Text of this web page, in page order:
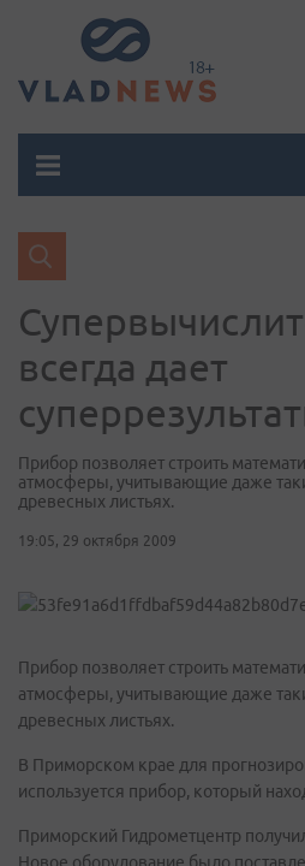
всегда дает
Прибор позволяет строить
атмосферы, учитывающие даже
древесных листьях.
19:05, 29 октября 2009
Прибор позволяет строить
атмосферы, учитывающие даже
древесных листьях.
В Приморском крае для
используется прибор, который
Приморский Гидрометцентр